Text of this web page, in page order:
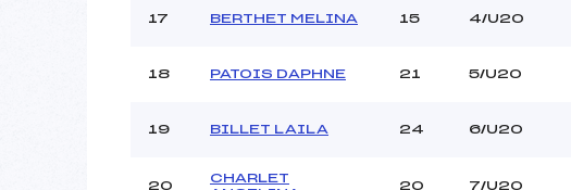
17 BERTHET MELINA 15 4/U20
18 PATOIS DAPHNE 21 5/U20
19 BILLET LAILA 24 6/U20
20
CHARLET
20 7/U20